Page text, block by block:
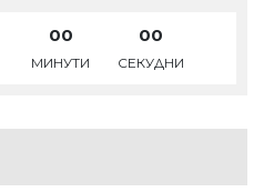
00
МИНУТИ
00
СЕКУДНИ